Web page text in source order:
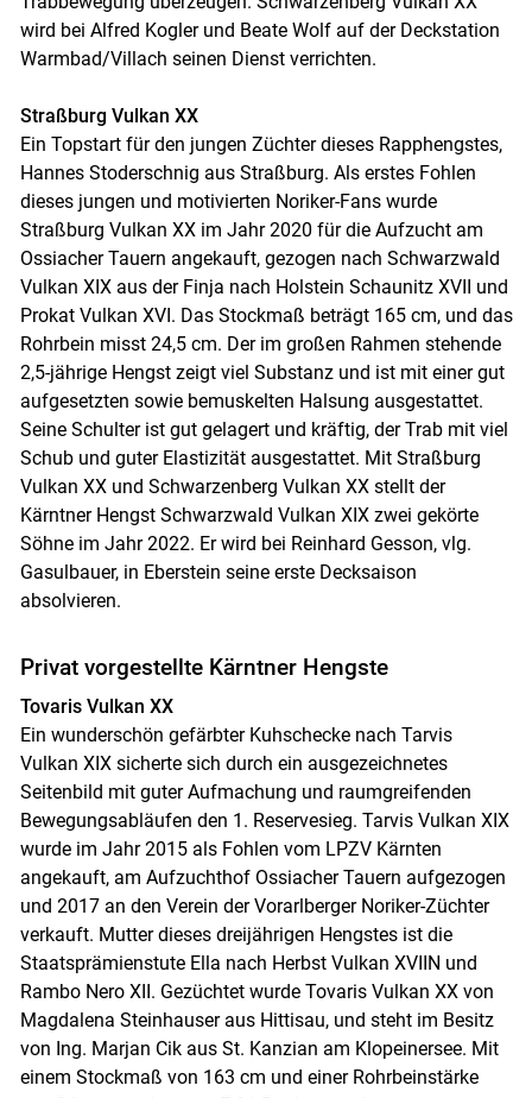
wird bei Alfred Kogler und Beate Wolf auf der Deckstation
Warmbad/​Villach seinen Dienst verrichten.
Straßburg Vulkan XX
Ein Topstart für den jungen Züchter dieses Rapphengstes,
Hannes Stoderschnig aus Straßburg. Als erstes Fohlen
dieses jungen und motivierten Noriker-Fans wurde
Straßburg Vulkan XX im Jahr 2020 für die Aufzucht am
Ossiacher Tauern angekauft, gezogen nach Schwarzwald
Vulkan XIX aus der Finja nach Holstein Schaunitz XVII und
Prokat Vulkan XVI. Das Stockmaß beträgt 165 cm, und das
Rohrbein misst 24,5 cm. Der im großen Rahmen stehende
2,5-jährige Hengst zeigt viel Substanz und ist mit einer gut
aufgesetzten sowie bemuskelten Halsung ausgestattet.
Seine Schulter ist gut gelagert und kräftig, der Trab mit viel
Schub und guter Elastizität ausgestattet. Mit Straßburg
Vulkan XX und Schwarzenberg Vulkan XX stellt der
Kärntner Hengst Schwarzwald Vulkan XIX zwei gekörte
Söhne im Jahr 2022. Er wird bei Reinhard Gesson, vlg.
Gasulbauer, in Eberstein seine erste Decksaison
absolvieren.
Privat vorgestellte Kärntner Hengste
Tovaris Vulkan XX
Ein wunderschön gefärbter Kuhschecke nach Tarvis
Vulkan XIX sicherte sich durch ein ausgezeichnetes
Seitenbild mit guter Aufmachung und raumgreifenden
Bewegungsabläufen den 1. Reservesieg. Tarvis Vulkan XIX
wurde im Jahr 2015 als Fohlen vom LPZV Kärnten
angekauft, am Aufzuchthof Ossiacher Tauern aufgezogen
und 2017 an den Verein der Vorarlberger Noriker-Züchter
verkauft. Mutter dieses dreijährigen Hengstes ist die
Staatsprämienstute Ella nach Herbst Vulkan XVIIN und
Rambo Nero XII. Gezüchtet wurde Tovaris Vulkan XX von
Magdalena Steinhauser aus Hittisau, und steht im Besitz
von Ing. Marjan Cik aus St. Kanzian am Klopeinersee. Mit
einem Stockmaß von 163 cm und einer Rohrbeinstärke